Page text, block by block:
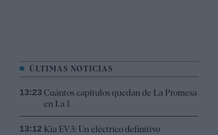
ÚLTIMAS NOTICIAS
13:23 Cuántos capítulos quedan de La Promesa
en La 1
13:12 Kia EV3: Un eléctrico definitivo